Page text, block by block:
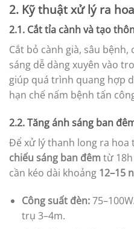
2. Kỹ thuật xử lý ra
2.1. Cắt tỉa cành và tạo
Cắt bỏ cành già, sâu
sáng dễ dàng xuyên vào
giúp quá trình quang hợp
hạn chế nấm bệnh tấn
2.2. Tăng ánh sáng ban
Để xử lý thanh long ra hoa
chiếu sáng ban đêmtừ 18h
cần kéo dài khoảng 12–15
Công suất đèn:
trụ 3–4m.